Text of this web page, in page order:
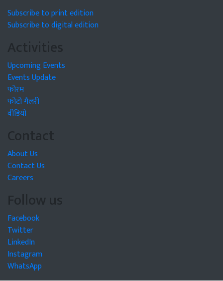
Subscribe to print edition
Subscribe to digital edition
Activities
Upcoming Events
Events Update
फोरम
फोटो गैलरी
वीडियो
Contact
About Us
Contact Us
Careers
Follow us
Facebook
Twitter
LinkedIn
Instagram
WhatsApp